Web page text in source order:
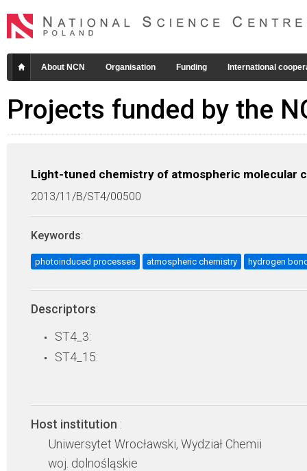
About NCN Organisation Funding International
Projects funded by the
Light-tuned chemistry of atmospheric molecular
2013/11/B/ST4/00500
Keywords:
photoinduced processes atmospheric chemistry hydrogen
Descriptors:
ST4_3:
ST4_15:
Host institution :
Uniwersytet Wrocławski, Wydział Chemii
woj. dolnośląskie